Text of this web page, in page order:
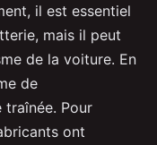
il est essentiel
mais il peut
de la voiture. En
de
traînée. Pour
ont